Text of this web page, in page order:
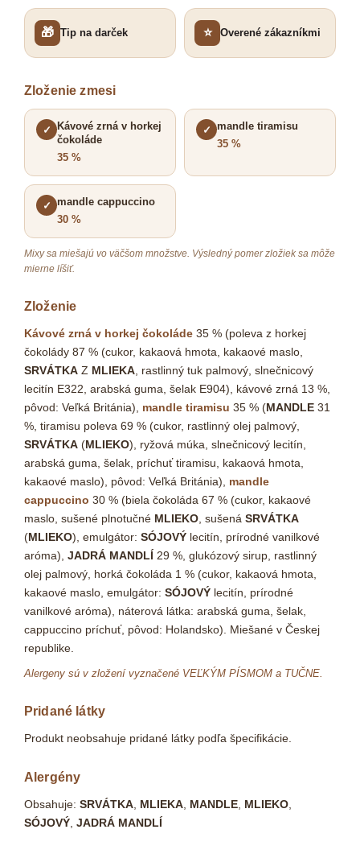
🎁 Tip na darček ⭐ Overené zákazníkmi
Zloženie zmesi
✓
Kávové zrná v horkej
čokoláde
35 %
✓ mandle tiramisu
35 %
✓ mandle cappuccino
30 %
Mixy sa miešajú vo väčšom množstve. Výsledný pomer zložiek sa môže
mierne líšiť.
Zloženie
Kávové zrná v horkej čokoláde 35 % (poleva z horkej
čokolády 87 % (cukor, kakaová hmota, kakaové maslo,
SRVÁTKA Z MLIEKA , rastlinný tuk palmový, slnečnicový
lecitín E322, arabská guma, šelak E904), kávové zrná 13 %,
pôvod: Veľká Británia), mandle tiramisu 35 % (MANDLE 31
%, tiramisu poleva 69 % (cukor, rastlinný olej palmový,
SRVÁTKA (MLIEKO), ryžová múka, slnečnicový lecitín,
arabská guma, šelak, príchuť tiramisu, kakaová hmota,
kakaové maslo), pôvod: Veľká Británia), mandle
cappuccino 30 % (biela čokoláda 67 % (cukor, kakaové
maslo, sušené plnotučné MLIEKO , sušená SRVÁTKA
(MLIEKO), emulgátor: SÓJOVÝ lecitín, prírodné vanilkové
aróma), JADRÁ MANDLÍ 29 %, glukózový sirup, rastlinný
olej palmový, horká čokoláda 1 % (cukor, kakaová hmota,
kakaové maslo, emulgátor: SÓJOVÝ lecitín, prírodné
vanilkové aróma), náterová látka: arabská guma, šelak,
cappuccino príchuť, pôvod: Holandsko). Miešané v Českej
republike.
Alergeny sú v zložení vyznačené VEĽKÝM PÍSMOM a TUČNE.
Pridané látky
Produkt neobsahuje pridané látky podľa špecifikácie.
Alergény
Obsahuje: SRVÁTKA MLIEKA MANDLE MLIEKO
SÓJOVÝ JADRÁ MANDLÍ